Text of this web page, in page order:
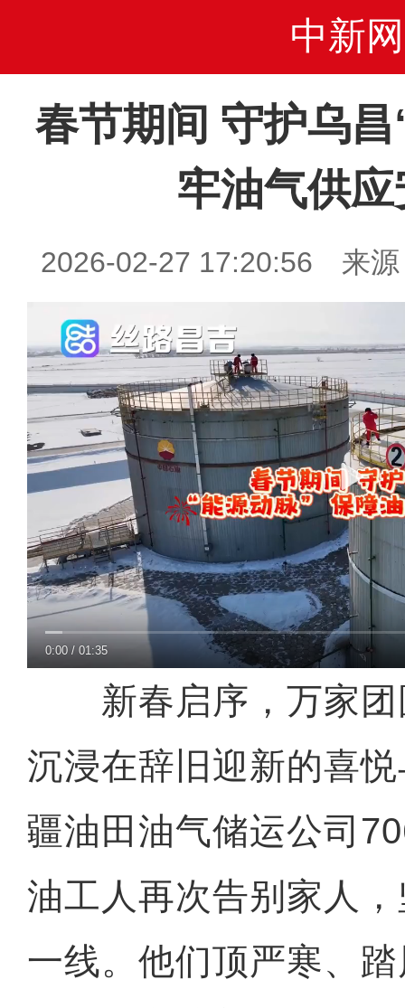
中新网
春节期间 守护乌
牢油气供
2026-02-27 17:20:56 来源
0:00 /01:35
新春启序，万家团
沉浸在辞旧迎新的喜
疆油田油气储运公司
油工人再次告别家人
一线。他们顶严寒、